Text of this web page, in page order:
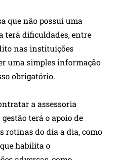
que não possui uma
terá dificuldades, entre
nas instituições
uma simples informação
obrigatório.
a assessoria
terá o apoio de
rotinas do dia a dia, como
habilita o